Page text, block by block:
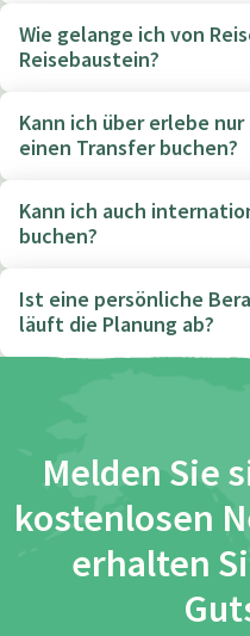
Wie gelange ich von
Reisebaustein?
Kann ich über erlebe
einen Transfer buchen?
Kann ich auch
buchen?
Ist eine persönliche
läuft die Planung ab?
Melden Sie
kostenlosen
erhalten